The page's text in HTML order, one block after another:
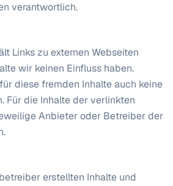
verantwortlich.
Links zu externen Webseiten
wir keinen Einfluss haben.
diese fremden Inhalte auch keine
Für die Inhalte der verlinkten
Anbieter oder Betreiber der
erstellten Inhalte und